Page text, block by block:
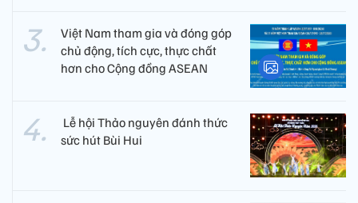
Việt Nam tham gia và đóng góp
chủ động, tích cực, thực chất
hơn cho Cộng đồng ASEAN
​ Lễ hội Thảo nguyên đánh thức
sức hút Bùi Hui